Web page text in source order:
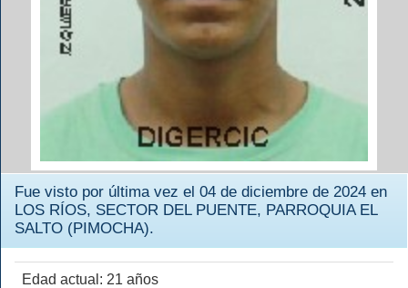
Fue visto por última vez el 04 de diciembre de 2024 en
LOS RÍOS, SECTOR DEL PUENTE, PARROQUIA EL
SALTO (PIMOCHA).
Edad actual: 21 años